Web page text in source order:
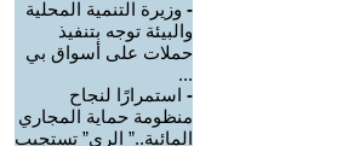
- وزيرة التنمية المحلية
والبيئة توجه بتنفيذ
حملات على أسواق بي
...
- استمرارًا لنجاح
منظومة حماية المجاري
المائية..” الرى” تستجيب